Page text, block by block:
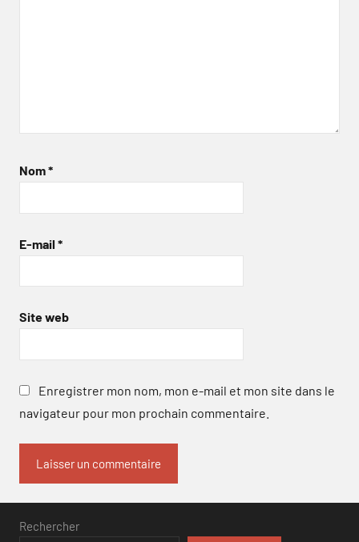
Nom*
E-mail *
Site web
Enregistrer mon nom, mon e-mail et mon site dans le
navigateur pour mon prochain commentaire.
Rechercher